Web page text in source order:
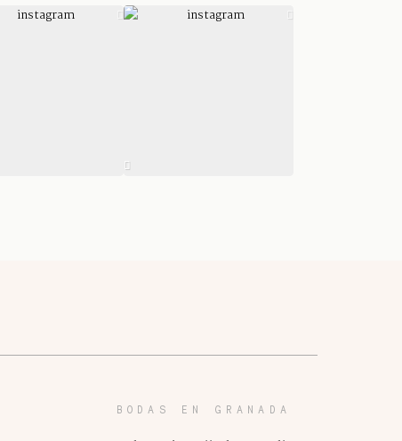
BODAS EN GRANADA